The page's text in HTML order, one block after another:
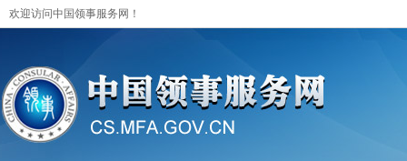
欢迎访问中国领事服务网！